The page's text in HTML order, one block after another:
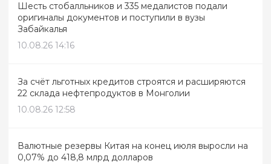
Шесть стобалльников и 335 медалистов подали
оригиналы документов и поступили в вузы
Забайкалья
10.08.26 14:16
За счёт льготных кредитов строятся и расширяются
22 склада нефтепродуктов в Монголии
10.08.26 12:58
Валютные резервы Китая на конец июля выросли на
0,07% до 418,8 млрд долларов